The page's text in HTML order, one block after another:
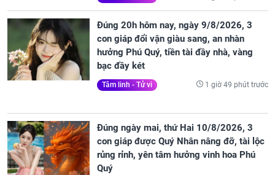
Đúng 20h hôm nay, ngày 9/8/2026, 3
con giáp đổi vận giàu sang, an nhàn
hưởng Phú Quý, tiền tài đầy nhà, vàng
bạc đầy két
Tâm linh - Tử vi 1 giờ 49 phút trước
Đúng ngày mai, thứ Hai 10/8/2026, 3
con giáp được Quý Nhân nâng đỡ, tài lộc
rủng rỉnh, yên tâm hưởng vinh hoa Phú
Quý